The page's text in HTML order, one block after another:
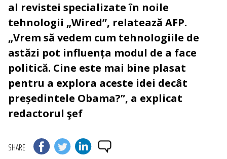
al revistei specializate în noile
tehnologii „Wired”, relatează AFP.
„Vrem să vedem cum tehnologiile de
astăzi pot influența modul de a face
politică. Cine este mai bine plasat
pentru a explora aceste idei decât
președintele Obama?”, a explicat
redactorul şef
SHARE